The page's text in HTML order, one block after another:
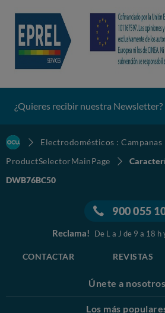
¿Quieres recibir nuestra Newsletter?
Electrodomésticos : Campanas
ProductSelectorMainPage
DWB76BC50
900 055
Reclama! De L a J de 9 a 18 h
CONTACTAR REVISTAS
Únete a nosotros
Los más